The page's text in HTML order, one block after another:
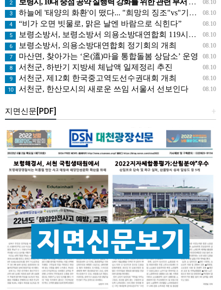
08.10
2
08.10
3 하늘에 '태양의 화환'이 떴다... "희망의 징조"vs"기후변화의 경고"
08.10
4 “비가 오면 빗물로, 맑은 날엔 바람으로 식힌다”
08.10
5 보령소방서, 보령소방서 의용소방대연합회 119시민수상구조대에 격려금 전달
08.10
6 보령소방서, 의용소방대연합회 정기회의 개최
08.10
7 마산면, 찾아가는 ‘온(溫)마을 통합돌봄 상담소’ 운영
08.10
8 서천군, 하반기 지방세 체납액 일제정리 추진
08.10
9 서천군, 제12회 한국중고역도선수권대회 개최
08.10
10 서천군, 한산모시의 새로운 쓰임 서울서 선보인다
+
지면신문[PDF]